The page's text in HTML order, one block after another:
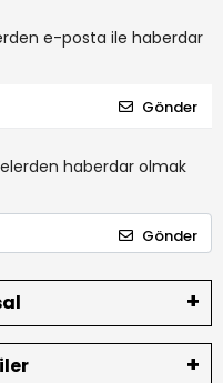
e-posta ile haberdar
Gönder
haberdar olmak
Gönder